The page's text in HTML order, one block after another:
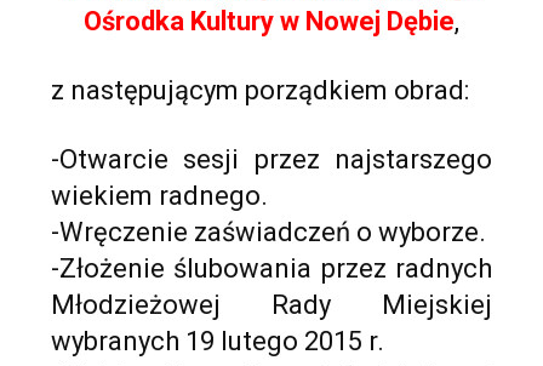
Ośrodka Kultury w Nowej Dębie,
z następującym porządkiem obrad:
-Otwarcie sesji przez najstarszego
wiekiem radnego.
-Wręczenie zaświadczeń o wyborze.
-Złożenie ślubowania przez radnych
Młodzieżowej Rady Miejskiej
wybranych 19 lutego 2015 r.